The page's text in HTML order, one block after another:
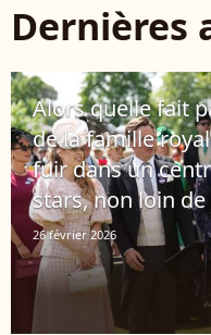
Dernières
Alors quelle fait
de la famille
fuir dans un
stars, non loin de
26 février 2026